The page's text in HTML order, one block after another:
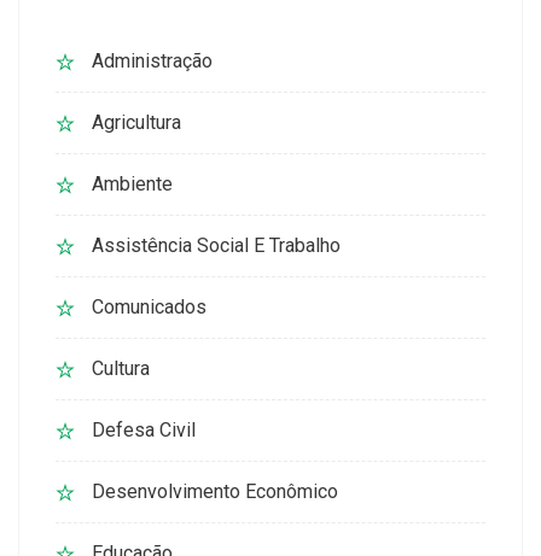
Administração
Agricultura
Ambiente
Assistência Social E Trabalho
Comunicados
Cultura
Defesa Civil
Desenvolvimento Econômico